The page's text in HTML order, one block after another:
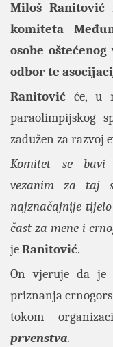
Miloš Ranitović
komiteta
osobe oštećenog
odbor te
Ranitović će, u
paraolimpijskog
zadužen za razvoj
Komitet se bavi
vezanim za taj
najznačajnije
čast za mene i
jeRanitović.
On vjeruje da je
priznanja
tokom
prvenstva.